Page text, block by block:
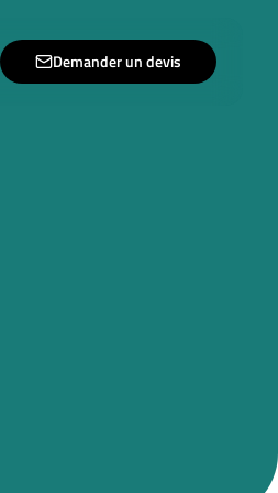
Demander un devis